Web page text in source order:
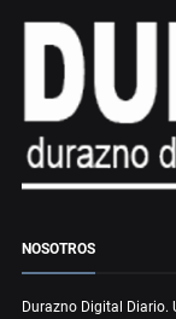
NOSOTROS
Durazno Digital Diario.